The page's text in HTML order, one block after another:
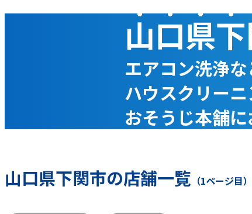
山口県
エアコン洗浄
ハウスクリー
おそうじ本舗
山口県下関市の店舗一覧 （1ページ目）